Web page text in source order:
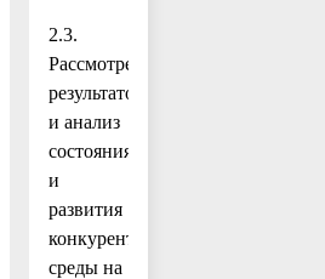
2.3.
Рассмотрение
результатов
и анализ
состояния
и
развития
конкурентной
среды на